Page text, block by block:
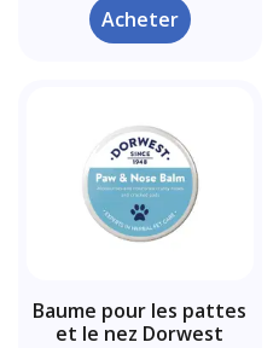
Acheter
Baume pour les pattes
et le nez Dorwest